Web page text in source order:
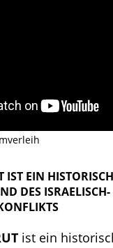
IST EIN
DES ISRAELISCH-
ist ein